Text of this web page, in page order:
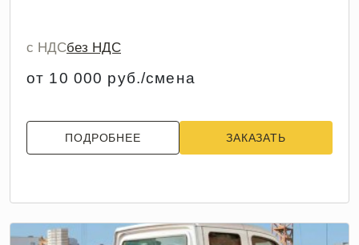
с НДСбез НДС
от 10 000 руб./смена
ПОДРОБНЕЕ ЗАКАЗАТЬ